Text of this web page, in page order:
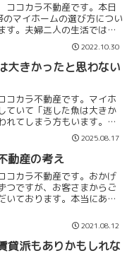
コカラ不動産です。本日
のマイホームの選び方につい
す。夫婦二人の生活では子
境」と「部屋数」を考慮し
め、夫婦の「利便性」「快
味性」の強いマイホーム探
うにな...
2022.10.30
大きかったと思わない
コカラ不動産です。マイホ
ていて「逃した魚は大きか
れてしまう方もいます。良
いた物件を少し検討してい
方に購入されてしまった時
まいます。そのことを強く
うと無くなっ...
2025.08.17
動産の考え
コカラ不動産です。おかげ
つですが、お客さまからご
いております。本当にあり
大量集客』を目指し、そし
を導入』して売上を伸ばし
持つのでしょ...
2021.08.12
貸派もありかもしれな